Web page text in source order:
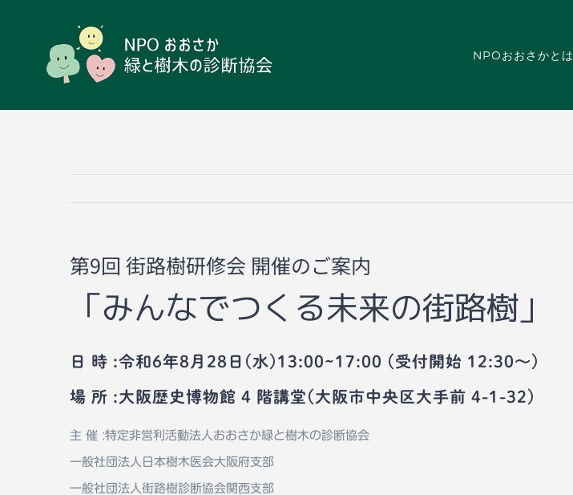
NPOおおさかとは
第9回 街路樹研修会 開催のご案内
「みんなでつくる未来の街路樹」
日 時 :令和6年8月28日(水)13:00~17:00 (受付開始 12:30〜)
場 所 :大阪歴史博物館 4 階講堂(大阪市中央区大手前 4-1-32)
主 催 :特定非営利活動法人おおさか緑と樹木の診断協会
一般社団法人日本樹木医会大阪府支部
一般社団法人街路樹診断協会関⻄支部